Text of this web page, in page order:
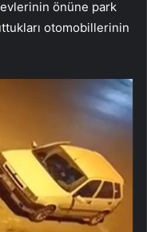
önüne park
otomobillerinin